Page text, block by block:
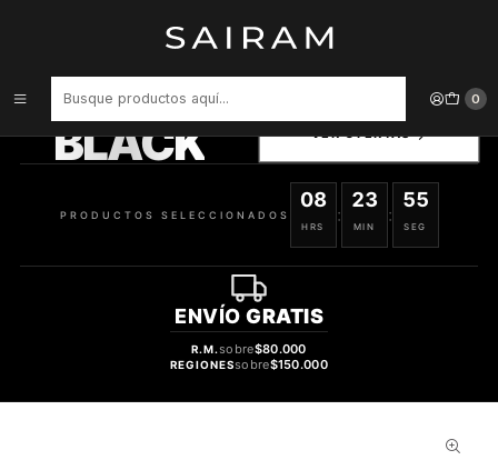
0
Carcasa Songz Iphone 14 Pro Max 617930360106
BLACK
SELECCIONADOS
PRODUCTOS SELECCIONADOS
08
HRS
:
23
MIN
:
54
SEG
ENVÍO GRATIS
R.M.sobre$80.000
REGIONESsobre$150.000